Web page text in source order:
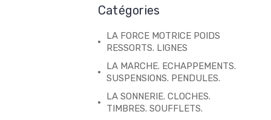
Catégories
LA FORCE MOTRICE POIDS
RESSORTS. LIGNES
LA MARCHE. ECHAPPEMENTS.
SUSPENSIONS. PENDULES.
LA SONNERIE. CLOCHES.
TIMBRES. SOUFFLETS.